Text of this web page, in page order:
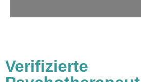
Verifizierte